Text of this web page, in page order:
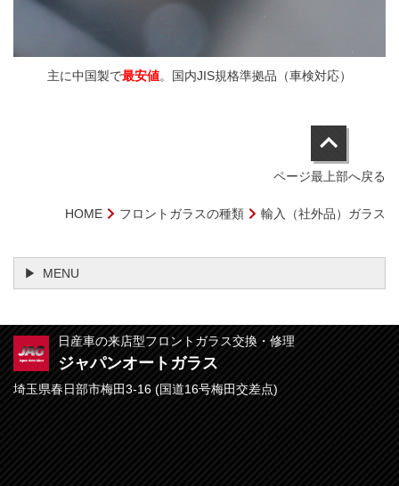
主に中国製で最安値。国内JIS規格準拠品（車検対応）
ページ最上部へ戻る
HOME フロントガラスの種類 輸入（社外品）ガラス
MENU
日産車の来店型フロントガラス交換・修理
ジャパンオートガラス
埼玉県春日部市梅田3-16 (国道16号梅田交差点)